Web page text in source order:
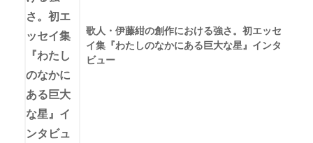
歌人・伊藤紺の創作における強さ。初エッセ
イ集『わたしのなかにある巨大な星』インタ
ビュー